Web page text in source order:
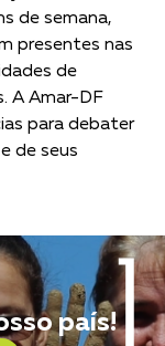
de semana,
presentes nas
de
A Amar-DF
para debater
de seus
país!